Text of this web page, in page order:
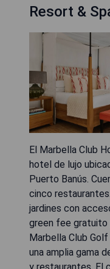
Resort &
El Marbella Club
hotel de lujo
Puerto Banús.
cinco
jardines con
green fee gratuito
Marbella Club
una amplia gama
y restaurantes. El